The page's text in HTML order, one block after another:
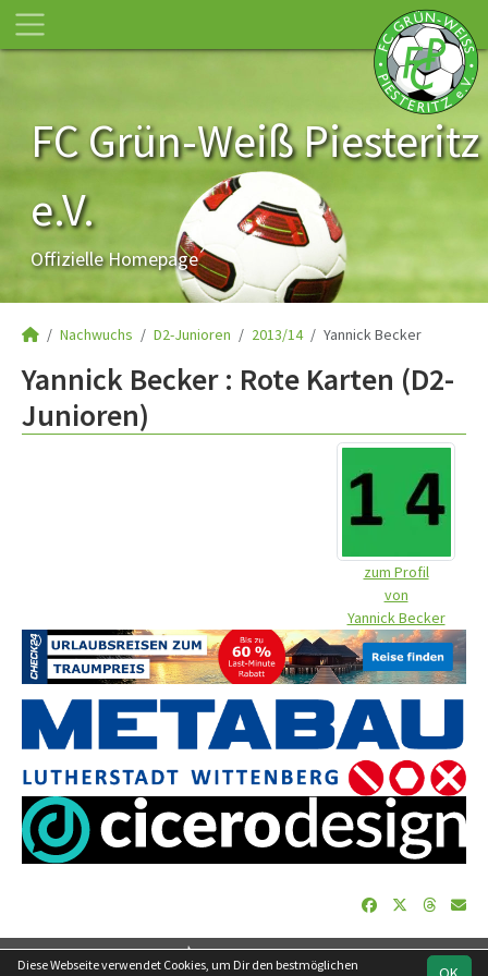
FC Grün-Weiß Piesteritz
e.V.
Offizielle Homepage
Nachwuchs D2-Junioren 2013/14 Yannick Becker
Yannick Becker : Rote Karten (D2-
Junioren)
zum Profil
von
Yannick Becker
soccero.de
Diese Webseite verwendet Cookies, um Dir den bestmöglichen